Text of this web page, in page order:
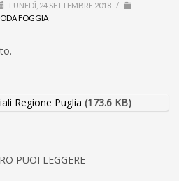
LUNEDÌ, 24 SETTEMBRE 2018 /
FOGGIA
Regione Puglia (173.6 KB)
PUOI LEGGERE